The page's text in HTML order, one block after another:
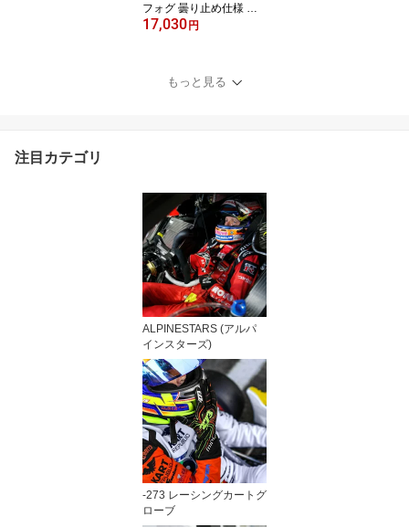
フォグ 曇り止め仕様 ミ
ラーバイザー GP-6 GP-6
17,030円
もっと見る
注目カテゴリ
ALPINESTARS (アルパ
インスターズ)
-273 レーシングカートグ
ローブ